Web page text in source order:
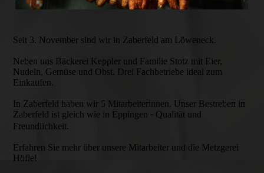
Seit 3. November sind wir in Zaberfeld am Löweneck.
Neben uns Bäckerei Keppler und Familie Stotz mit Eier,
Nudeln, Gemüse und Obst. Drei Fachbetriebe ideal zum
Einkaufen.
In Zaberfeld haben wir 5 Mitarbeiterinnen. Unser Bestreben in
Zaberfeld ist gleich wie in Eppingen – Qualität und
Freundlichkeit.
Erfahren Sie mehr über unsere Mitarbeiter und die Metzgerei
Höfle!